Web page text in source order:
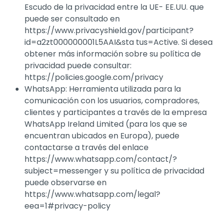
Escudo de la privacidad entre la UE- EE.UU. que
puede ser consultado en
https://www.privacyshield.gov/participant?
id=a2zt000000001L5AAI&sta tus=Active. Si desea
obtener más información sobre su política de
privacidad puede consultar:
https://policies.google.com/privacy
WhatsApp: Herramienta utilizada para la
comunicación con los usuarios, compradores,
clientes y participantes a través de la empresa
WhatsApp Ireland Limited (para los que se
encuentran ubicados en Europa), puede
contactarse a través del enlace
https://www.whatsapp.com/contact/?
subject=messenger y su política de privacidad
puede observarse en
https://www.whatsapp.com/legal?
eea=1#privacy-policy